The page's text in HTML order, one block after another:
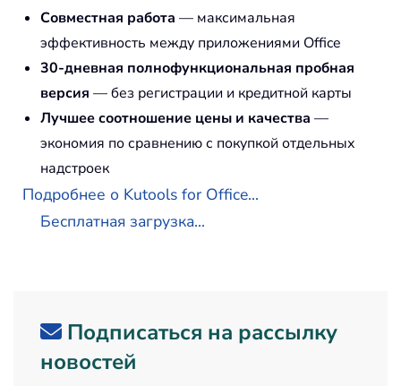
Совместная работа — максимальная
эффективность между приложениями Office
30-дневная полнофункциональная пробная
версия — без регистрации и кредитной карты
Лучшее соотношение цены и качества —
экономия по сравнению с покупкой отдельных
надстроек
Подробнее о Kutools for Office...
Бесплатная загрузка...
Подписаться на рассылку
новостей